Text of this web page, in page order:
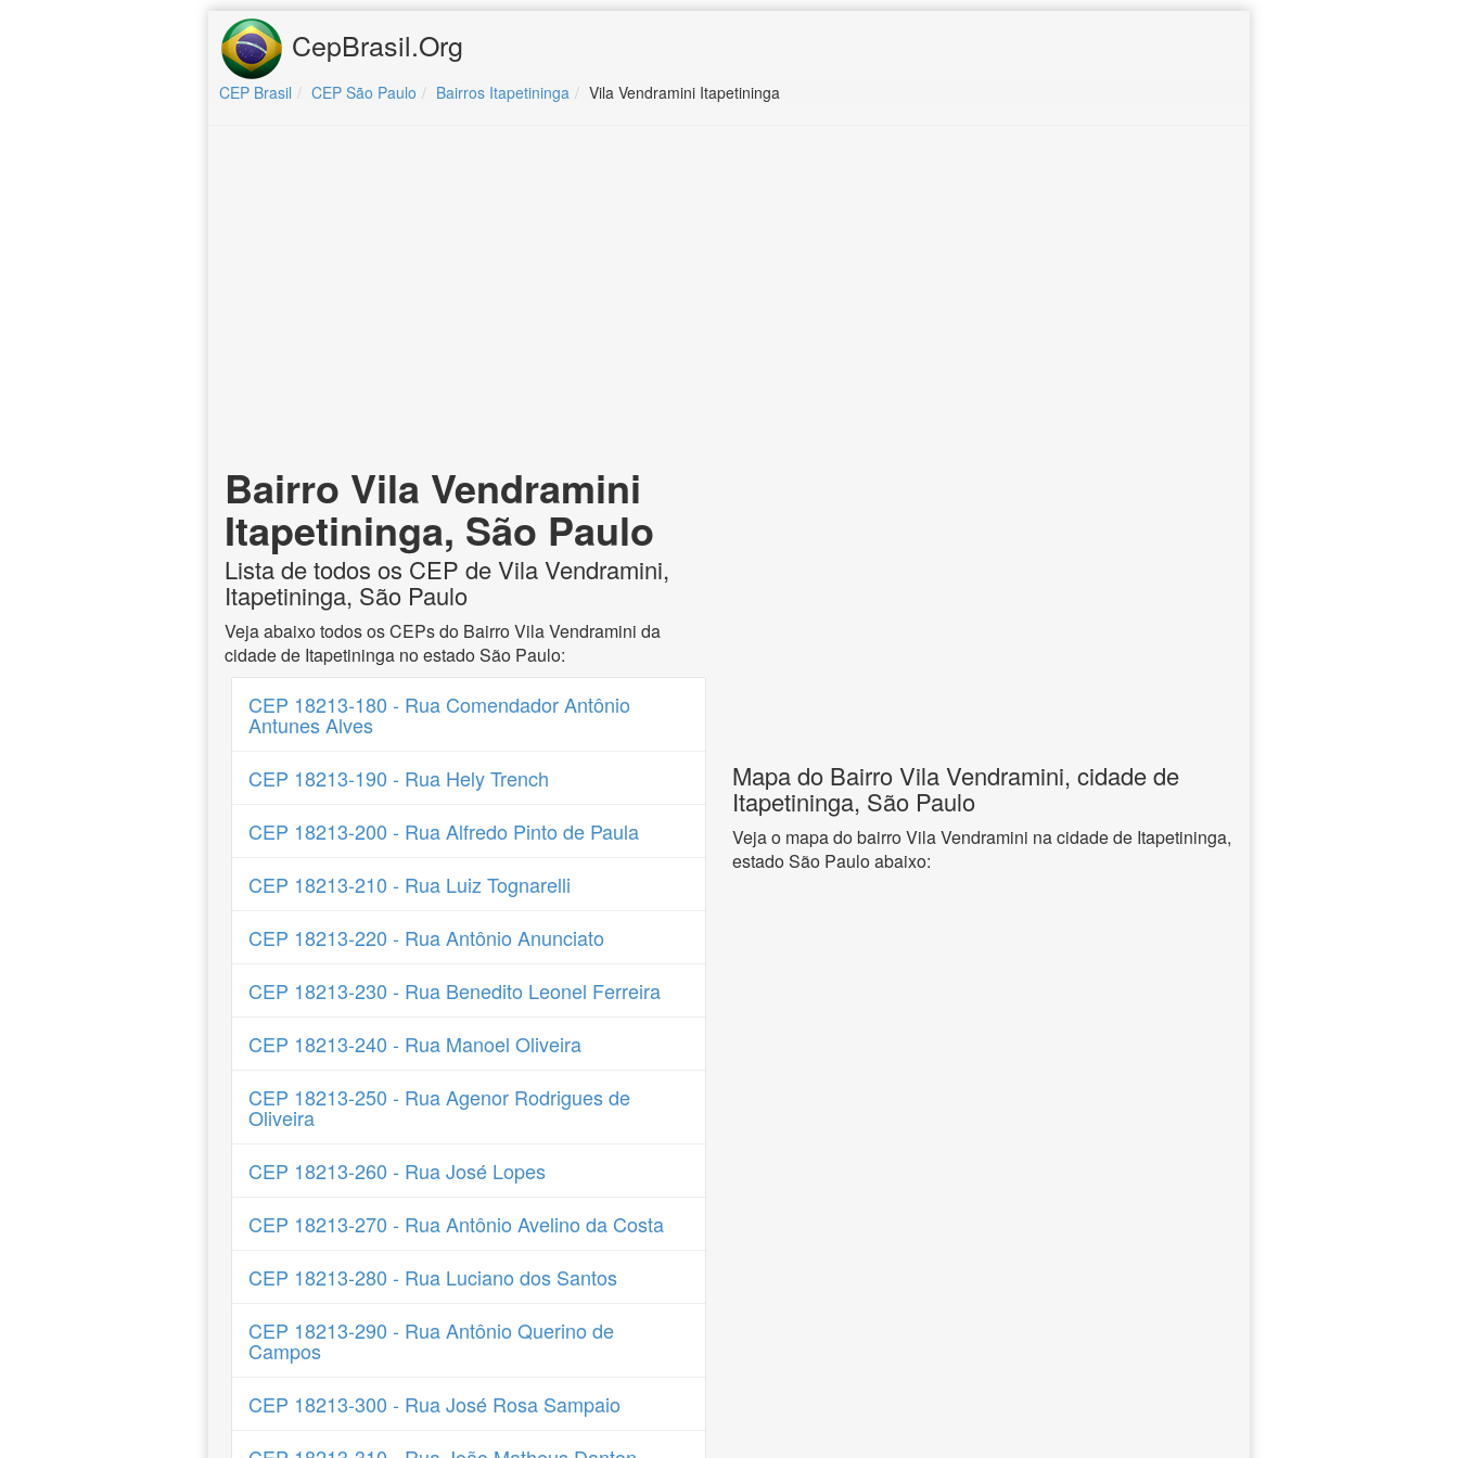
CepBrasil.Org
CEP Brasil CEP São Paulo Bairros Itapetininga Vila Vendramini Itapetininga
Bairro Vila Vendramini
Itapetininga, São Paulo
Lista de todos os CEP de Vila Vendramini,
Itapetininga, São Paulo
Veja abaixo todos os CEPs do Bairro Vila Vendramini da
cidade de Itapetininga no estado São Paulo:
CEP 18213-180 - Rua Comendador Antônio
Antunes Alves
CEP 18213-190 - Rua Hely Trench
CEP 18213-200 - Rua Alfredo Pinto de Paula
CEP 18213-210 - Rua Luiz Tognarelli
CEP 18213-220 - Rua Antônio Anunciato
CEP 18213-230 - Rua Benedito Leonel Ferreira
CEP 18213-240 - Rua Manoel Oliveira
CEP 18213-250 - Rua Agenor Rodrigues de
Oliveira
CEP 18213-260 - Rua José Lopes
CEP 18213-270 - Rua Antônio Avelino da Costa
CEP 18213-280 - Rua Luciano dos Santos
CEP 18213-290 - Rua Antônio Querino de
Campos
CEP 18213-300 - Rua José Rosa Sampaio
Mapa do Bairro Vila Vendramini, cidade de
Itapetininga, São Paulo
Veja o mapa do bairro Vila Vendramini na cidade de Itapetininga,
estado São Paulo abaixo: